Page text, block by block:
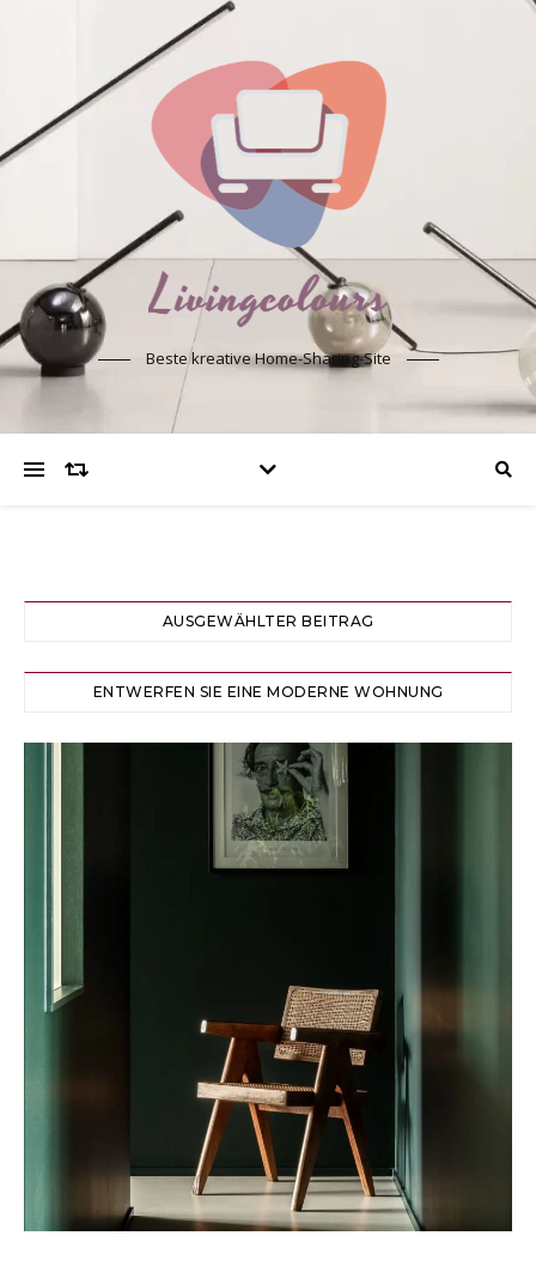
Beste kreative Home-Sharing-Site
AUSGEWÄHLTER BEITRAG
ENTWERFEN SIE EINE MODERNE WOHNUNG